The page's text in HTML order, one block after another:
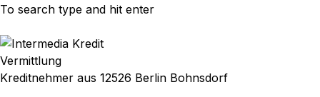
Vermittlung
Kreditnehmer aus 12526 Berlin Bohnsdorf